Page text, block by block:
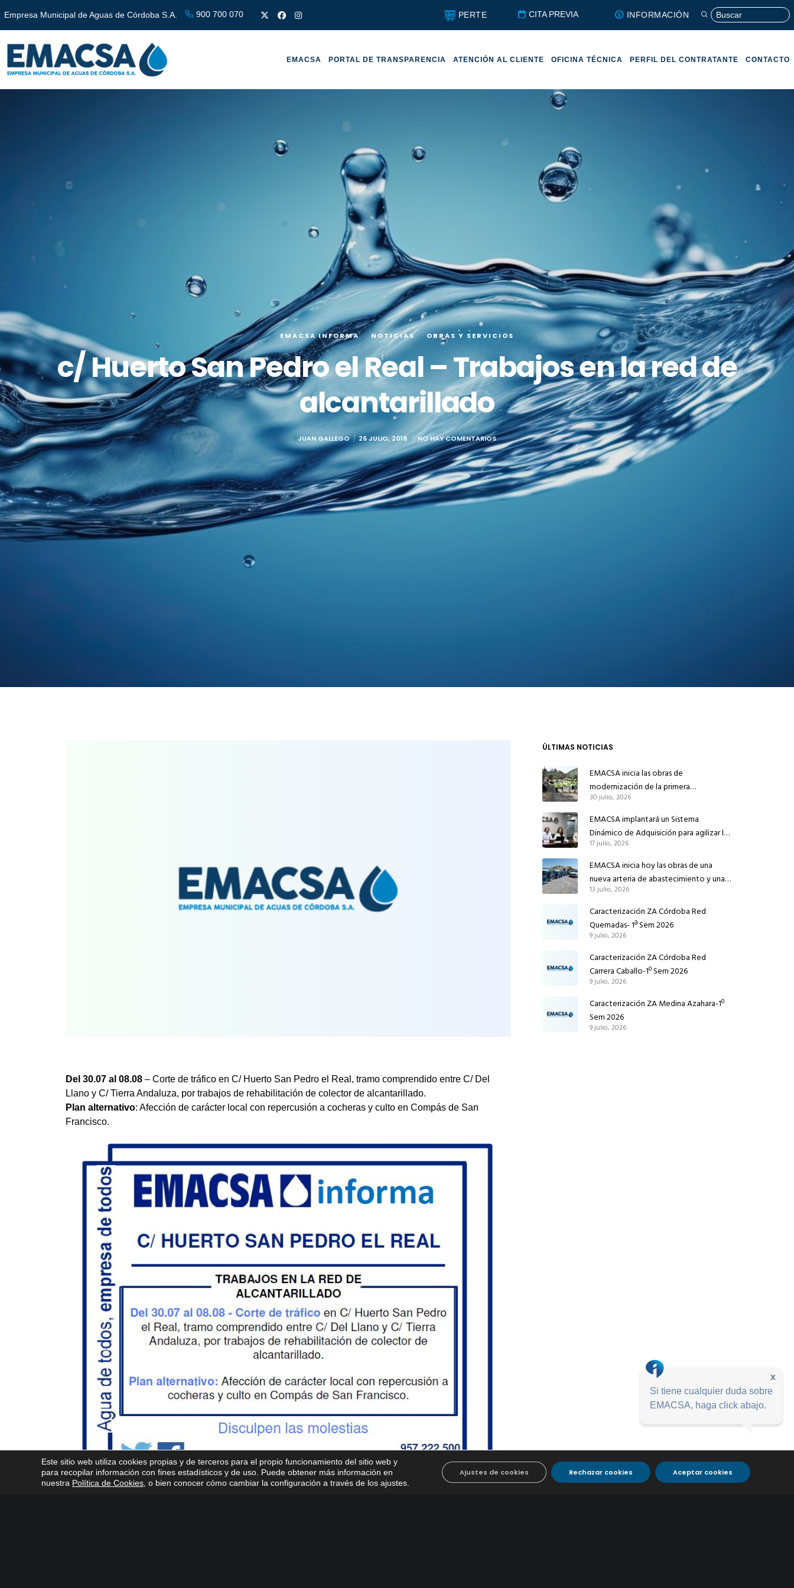
Empresa Municipal de Aguas de Córdoba S.A. 900 700 070 PERTE CITA PREVIA INFORMACIÓN
EMACSA PORTAL DE TRANSPARENCIA ATENCIÓN AL CLIENTE OFICINA TÉCNICA PERFIL DEL CONTRATANTE CONTACTO
EMACSA INFORMA NOTICIAS OBRAS Y SERVICIOS
c/ Huerto San Pedro el Real – Trabajos en la red de
alcantarillado
JUAN GALLEGO 26 JULIO, 2018 NO HAY COMENTARIOS
Del 30.07 al 08.08 – Corte de tráfico en C/ Huerto San Pedro el Real, tramo comprendido entre C/ Del
Llano y C/ Tierra Andaluza, por trabajos de rehabilitación de colector de alcantarillado.
Plan alternativo: Afección de carácter local con repercusión a cocheras y culto en Compás de San
Francisco.
ÚLTIMAS NOTICIAS
EMACSA inicia las obras de
modernización de la primera
conducción de abastecimiento para
reforzar el suministro de agua de
Córdoba
30 julio, 2026
EMACSA implantará un Sistema
Dinámico de Adquisición para agilizar la
contratación de obras en sus redes e
instalaciones
17 julio, 2026
EMACSA inicia hoy las obras de una
nueva arteria de abastecimiento y una
red de agua no potable en Ingeniero
Ruiz de Azúa
13 julio, 2026
Caracterización ZA Córdoba Red
Quemadas- 1ª Sem 2026
9 julio, 2026
Caracterización ZA Córdoba Red
Carrera Caballo-1º Sem 2026
9 julio, 2026
Caracterización ZA Medina Azahara-1º
Sem 2026
9 julio, 2026
Este sitio web utiliza cookies propias y de terceros para el propio funcionamiento del sitio web y
para recopilar información con fines estadísticos y de uso. Puede obtener más información en
nuestra Política de Cookies , o bien conocer cómo cambiar la configuración a través de los ajustes
Aceptar cookies
Rechazar cookies
Ajustes de cookies
x
Si tiene cualquier duda sobre
EMACSA, haga click abajo.